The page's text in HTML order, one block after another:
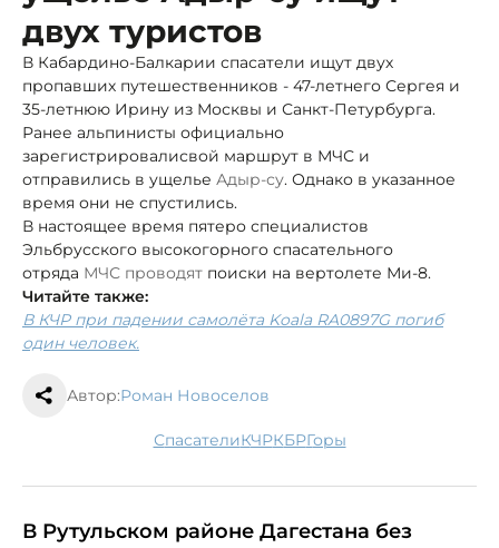
двух туристов
В Кабардино-Балкарии спасатели ищут двух
пропавших путешественников - 47-летнего Сергея и
35-летнюю Ирину из Москвы и Санкт-Петурбурга.
Ранее альпинисты официально
зарегистрировалисвой маршрут в МЧС и
отправились в ущелье Адыр-су. Однако в указанное
время они не спустились.
В настоящее время пятеро специалистов
Эльбрусского высокогорного спасательного
отряда МЧС проводят поиски на вертолете Ми-8.
Читайте также:
В КЧР при падении самолёта Koala RA0897G погиб
один человек.
Автор:Роман Новоселов
спасатели КЧР КБР горы
В Рутульском районе Дагестана без